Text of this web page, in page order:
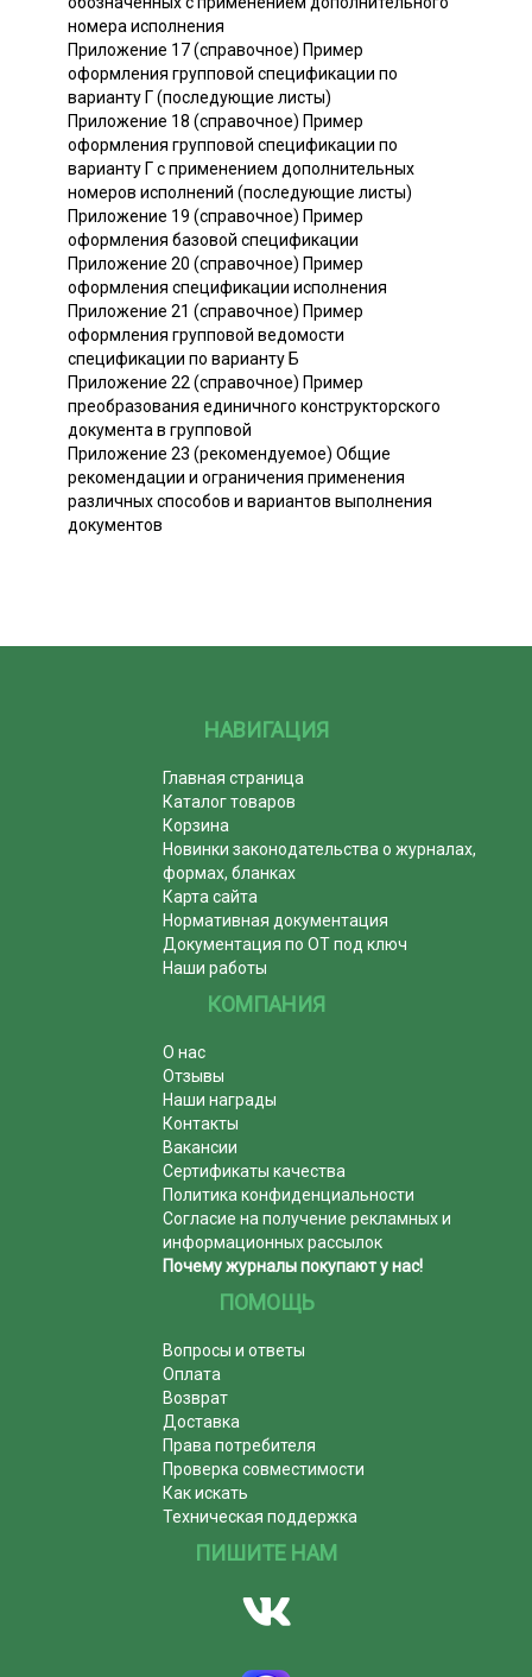
номера исполнения
Приложение 17 (справочное) Пример
оформления групповой спецификации по
варианту Г (последующие листы)
Приложение 18 (справочное) Пример
оформления групповой спецификации по
варианту Г с применением дополнительных
номеров исполнений (последующие листы)
Приложение 19 (справочное) Пример
оформления базовой спецификации
Приложение 20 (справочное) Пример
оформления спецификации исполнения
Приложение 21 (справочное) Пример
оформления групповой ведомости
спецификации по варианту Б
Приложение 22 (справочное) Пример
преобразования единичного конструкторского
документа в групповой
Приложение 23 (рекомендуемое) Общие
рекомендации и ограничения применения
различных способов и вариантов выполнения
документов
НАВИГАЦИЯ
Главная страница
Каталог товаров
Корзина
Новинки законодательства о журналах,
формах, бланках
Карта сайта
Нормативная документация
Документация по ОТ под ключ
Наши работы
КОМПАНИЯ
О нас
Отзывы
Наши награды
Контакты
Вакансии
Сертификаты качества
Политика конфиденциальности
Согласие на получение рекламных и
информационных рассылок
Почему журналы покупают у нас!
ПОМОЩЬ
Вопросы и ответы
Оплата
Возврат
Доставка
Права потребителя
Проверка совместимости
Как искать
Техническая поддержка
ПИШИТЕ НАМ